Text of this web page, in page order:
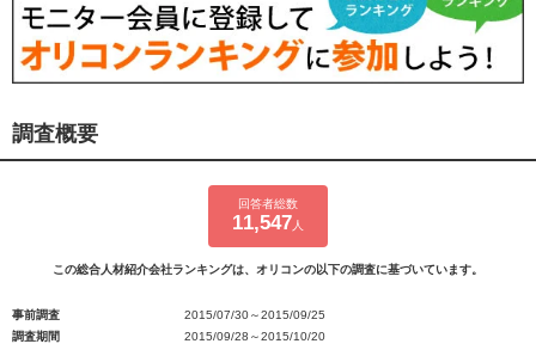
調査概要
回答者総数
11,547 人
この総合人材紹介会社ランキングは、オリコンの以下の調査に基づいています。
事前調査
2015/07/30～2015/09/25
調査期間
2015/09/28～2015/10/20